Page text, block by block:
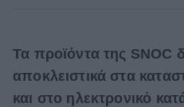
Τα προϊόντα της SNOC
αποκλειστικά στα
και στο ηλεκτρονικό